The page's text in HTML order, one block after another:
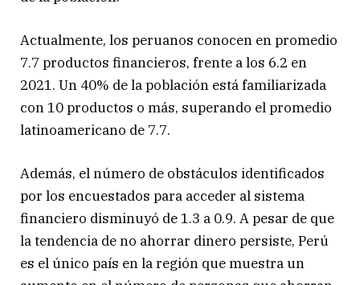
Actualmente, los peruanos conocen en promedio
7.7 productos financieros, frente a los 6.2 en
2021. Un 40% de la población está familiarizada
con 10 productos o más, superando el promedio
latinoamericano de 7.7.
Además, el número de obstáculos identificados
por los encuestados para acceder al sistema
financiero disminuyó de 1.3 a 0.9. A pesar de que
la tendencia de no ahorrar dinero persiste, Perú
es el único país en la región que muestra un